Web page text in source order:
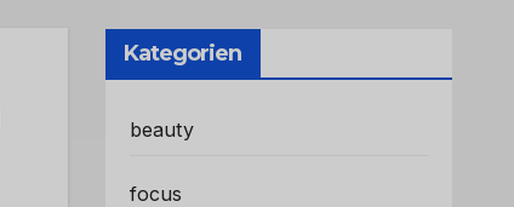
Kategorien
beauty
focus